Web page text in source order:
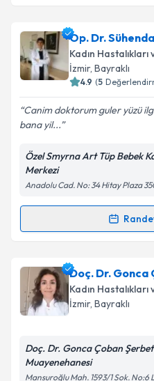
Prof. Dr. Mert Göliçin
oluşturun. Size bu
takvim hazırlandığında
Kişisel verilerimin
kapsamda
Takvim
Op. Dr.
Kadın Hastalıkları
İzmir, Bayraklı
4.9 (5
Canim doktorum guler yüzü
bana yil...
Özel Smyrna Art Tüp Bebek
Merkezi
Anadolu Cad. No: 34 Hitay Plaza
Randevu Takvimi
Op. Dr. Sühendan
takvimi talebi oluşturun.
almanız için bir takvim
bilgilendireceğiz.
E-posta Adresiniz
Doç. Dr.
Kadın Hastalıkları
İzmir, Bayraklı
Doç. Dr. Gonca Çoban
Muayenehanesi
Mansuroğlu Mah. 1593/1 Sok.